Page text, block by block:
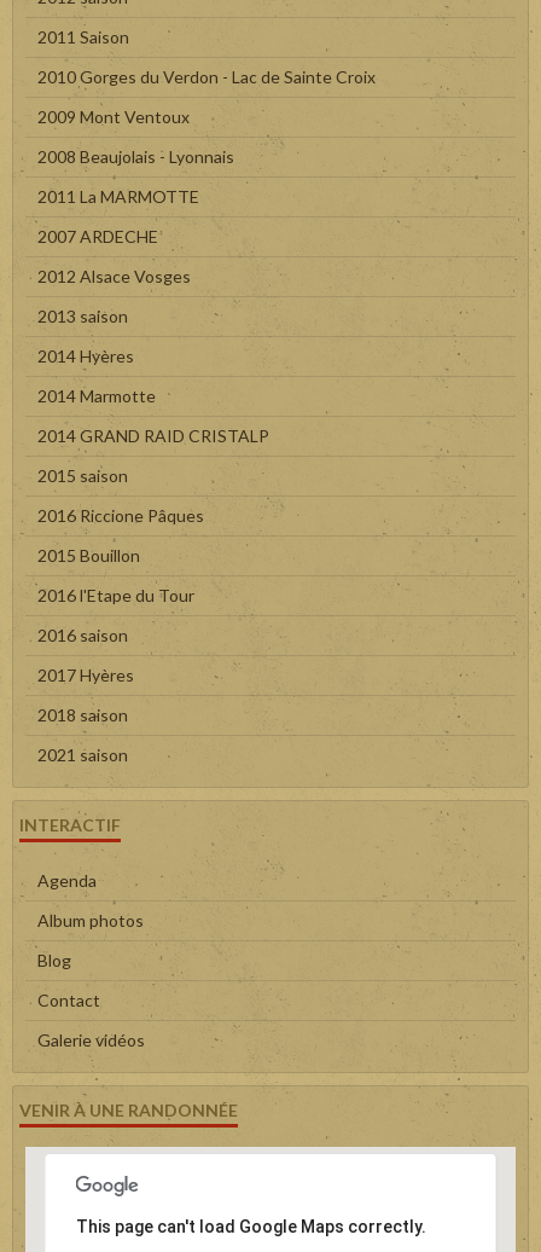
2011 Saison
2010 Gorges du Verdon - Lac de Sainte Croix
2009 Mont Ventoux
2008 Beaujolais - Lyonnais
2011 La MARMOTTE
2007 ARDECHE
2012 Alsace Vosges
2013 saison
2014 Hyères
2014 Marmotte
2014 GRAND RAID CRISTALP
2015 saison
2016 Riccione Pâques
2015 Bouillon
2016 l'Etape du Tour
2016 saison
2017 Hyères
2018 saison
2021 saison
INTERACTIF
Agenda
Album photos
Blog
Contact
Galerie vidéos
VENIR À UNE RANDONNÉE
This page can't load Google Maps correctly.